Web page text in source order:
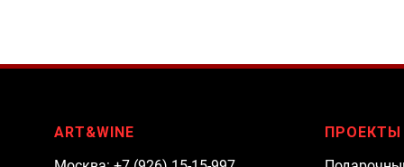
ART&WINE
ПРОЕКТЫ